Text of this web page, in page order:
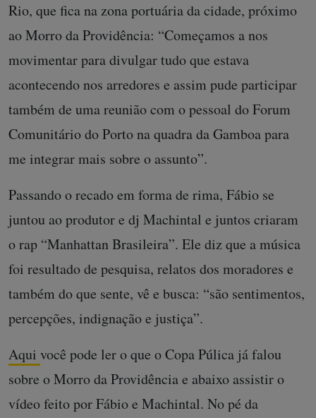
Rio, que fica na zona portuária da cidade, próximo
ao Morro da Providência: “Começamos a nos
movimentar para divulgar tudo que estava
acontecendo nos arredores e assim pude participar
também de uma reunião com o pessoal do Forum
Comunitário do Porto na quadra da Gamboa para
me integrar mais sobre o assunto”.
Passando o recado em forma de rima, Fábio se
juntou ao produtor e dj Machintal e juntos criaram
o rap “Manhattan Brasileira”. Ele diz que a música
foi resultado de pesquisa, relatos dos moradores e
também do que sente, vê e busca: “são sentimentos,
percepções, indignação e justiça”.
Aqui você pode ler o que o Copa Púlica já falou
sobre o Morro da Providência e abaixo assistir o
vídeo feito por Fábio e Machintal. No pé da